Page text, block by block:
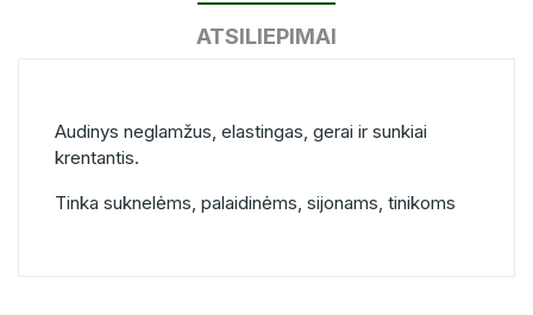
ATSILIEPIMAI
Audinys neglamžus, elastingas, gerai ir sunkiai
krentantis.
Tinka suknelėms, palaidinėms, sijonams, tinikoms